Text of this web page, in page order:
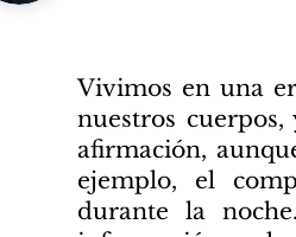
Vivimos en una
nuestros
afirmación,
ejemplo, el
durante la